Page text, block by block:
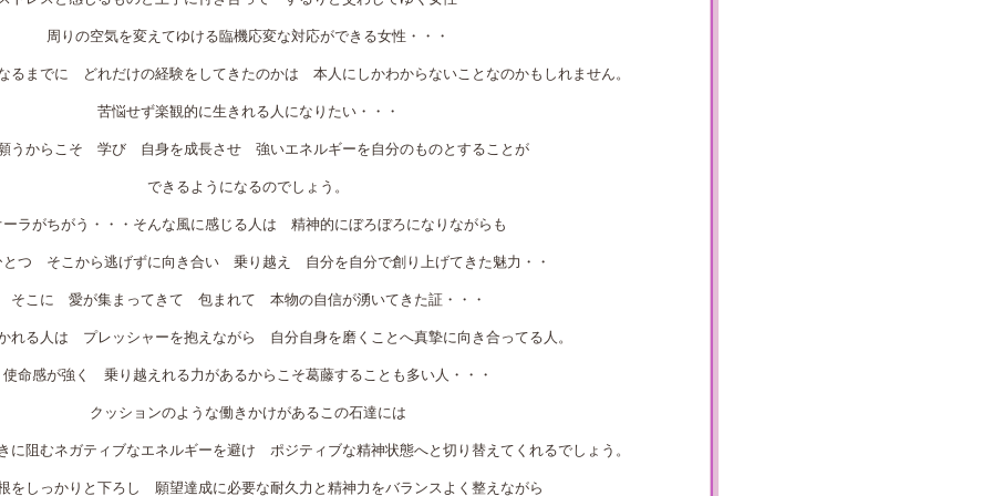
周りの空気を変えてゆける臨機応変な対応ができる女性・・・
るまでに どれだけの経験をしてきたのかは 本人にしかわからないことなのかもしれません。
苦悩せず楽観的に生きれる人になりたい・・・
うからこそ 学び 自身を成長させ 強いエネルギーを自分のものとすることが
できるようになるのでしょう。
ーラがちがう・・・そんな風に感じる人は 精神的にぼろぼろになりながらも
とつ そこから逃げずに向き合い 乗り越え 自分を自分で創り上げてきた魅力・・
そこに 愛が集まってきて 包まれて 本物の自信が湧いてきた証・・・
れる人は プレッシャーを抱えながら 自分自身を磨くことへ真摯に向き合ってる人。
使命感が強く 乗り越えれる力があるからこそ葛藤することも多い人・・・
クッションのような働きかけがあるこの石達には
に阻むネガティブなエネルギーを避け ポジティブな精神状態へと切り替えてくれるでしょう。
をしっかりと下ろし 願望達成に必要な耐久力と精神力をバランスよく整えながら